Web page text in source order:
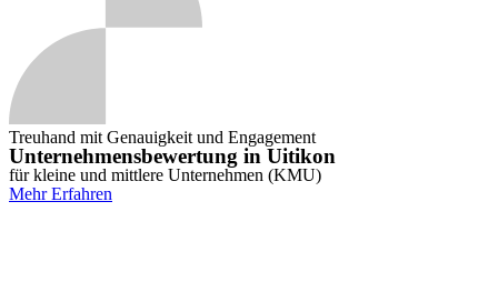
Treuhand mit Genauigkeit und Engagement
Unternehmensbewertung in Uitikon
für kleine und mittlere Unternehmen (KMU)
Mehr Erfahren